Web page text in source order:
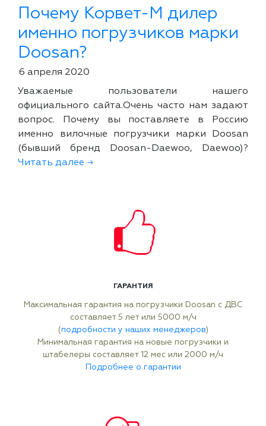
Почему Корвет-М дилер
именно погрузчиков марки
Doosan?
6 апреля 2020
Уважаемые пользователи нашего
официального сайта.Очень часто нам задают
вопрос. Почему вы поставляете в Россию
именно вилочные погрузчики марки Doosan
(бывший бренд Doosan-Daewoo, Daewoo)?
Читать далее →
ГАРАНТИЯ
Максимальная гарантия на погрузчики Doosan с ДВС
составляет 5 лет или 5000 м/ч
(подробности у наших менеджеров)
Минимальная гарантия на новые погрузчики и
штабелеры составляет 12 мес или 2000 м/ч
Подробнее о гарантии